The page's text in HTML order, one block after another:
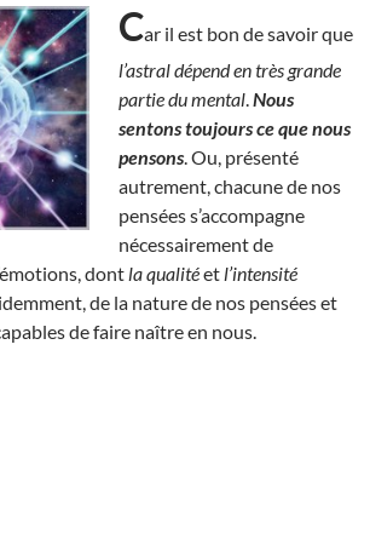
Car il est bon de savoir que
l’astral dépend en très grande
partie du mental Nous
sentons toujours ce que nous
pensons . Ou, présenté
autrement, chacune de nos
pensées s’accompagne
nécessairement de
dont la qualitéet l’intensité
de la nature de nos pensées et
de faire naître en nous.